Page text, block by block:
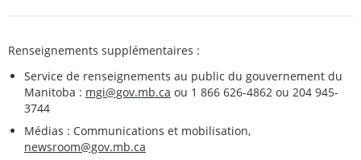
Renseignements supplémentaires :
Service de renseignements au public du gouvernement du
Manitoba : mgi@gov.mb.ca ou 1 866 626-4862 ou 204 945-
3744
Médias : Communications et mobilisation,
newsroom@gov.mb.ca